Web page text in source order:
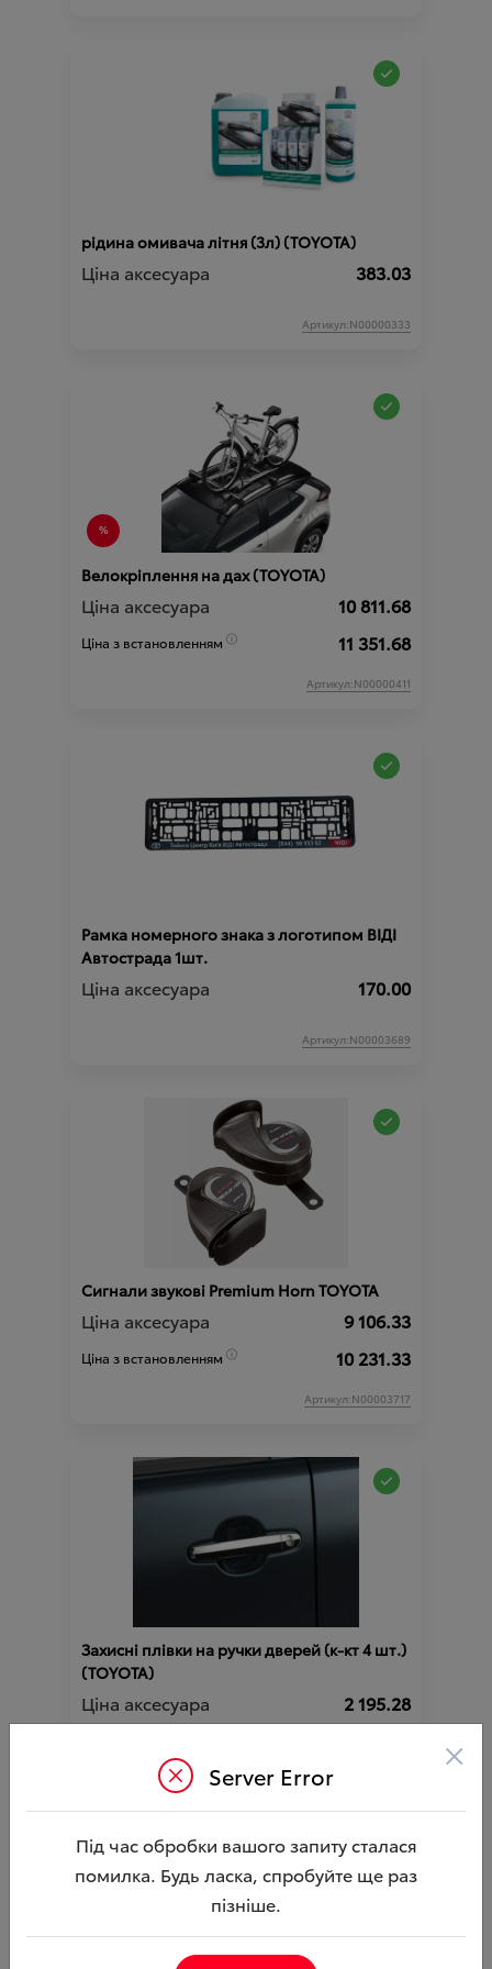
рідина омивача літня (3л) (TOYOTA)
Ціна аксесуара 383.03
Артикул:N00000333
Велокріплення на дах (TOYOTA)
Ціна аксесуара 10 811.68
Ціна з встановленням 11 351.68
Артикул:N00000411
Рамка номерного знака з логотипом ВІДІ
Автострада 1шт.
Ціна аксесуара 170.00
Артикул:N00003689
Сигнали звукові Premium Horn TOYOTA
Ціна аксесуара 9 106.33
Ціна з встановленням 10 231.33
Артикул:N00003717
Захисні плівки на ручки дверей (к-кт 4 шт.)
(TOYOTA)
Ціна аксесуара 2 195.28
Артикул:N00000178
Server Error ×
Під час обробки вашого запиту сталася
помилка. Будь ласка, спробуйте ще раз
пізніше.